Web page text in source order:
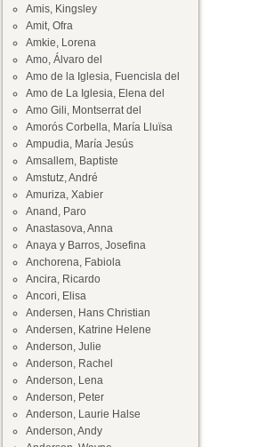
Amis, Kingsley
Amit, Ofra
Amkie, Lorena
Amo, Álvaro del
Amo de la Iglesia, Fuencisla del
Amo de La Iglesia, Elena del
Amo Gili, Montserrat del
Amorós Corbella, María Lluïsa
Ampudia, María Jesús
Amsallem, Baptiste
Amstutz, André
Amuriza, Xabier
Anand, Paro
Anastasova, Anna
Anaya y Barros, Josefina
Anchorena, Fabiola
Ancira, Ricardo
Ancori, Elisa
Andersen, Hans Christian
Andersen, Katrine Helene
Anderson, Julie
Anderson, Rachel
Anderson, Lena
Anderson, Peter
Anderson, Laurie Halse
Anderson, Andy